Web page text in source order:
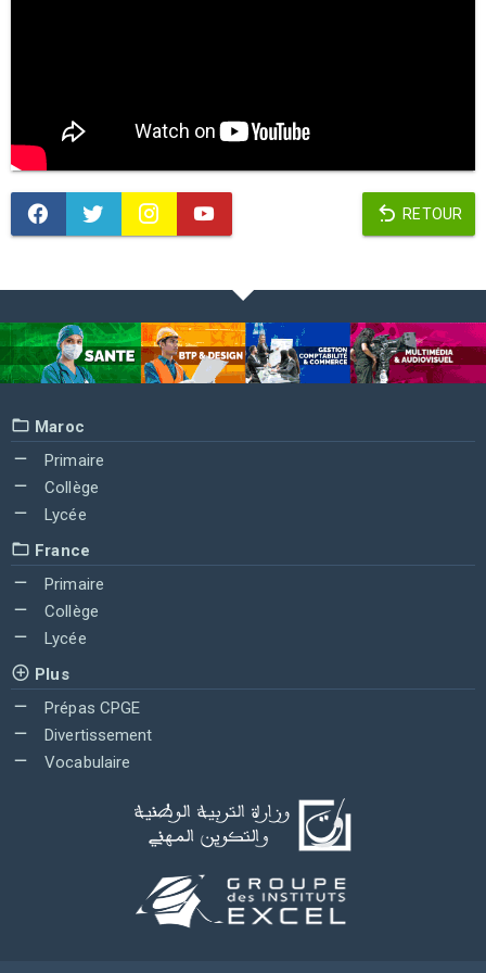
RETOUR
Maroc
Primaire
Collège
Lycée
France
Primaire
Collège
Lycée
Plus
Prépas CPGE
Divertissement
Vocabulaire